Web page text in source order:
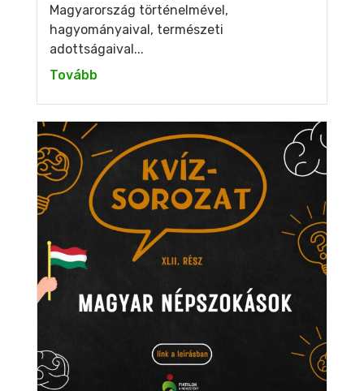
Magyarország történelmével,
hagyományaival, természeti
adottságaival...
Tovább